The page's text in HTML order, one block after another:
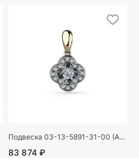
Подвеска 03-13-5891-31-00 (Au 585)
83 874 ₽